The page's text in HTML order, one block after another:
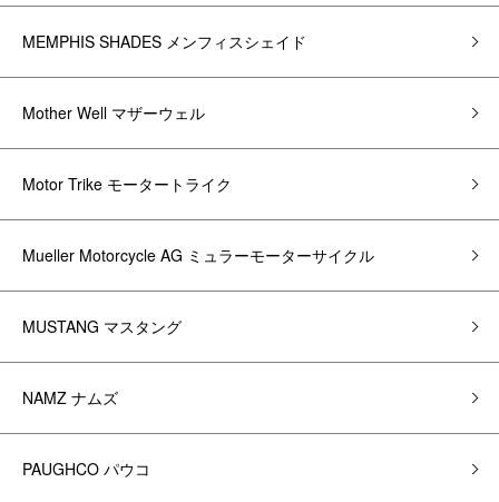
MEMPHIS SHADES メンフィスシェイド
Mother Well マザーウェル
Motor Trike モータートライク
Mueller Motorcycle AG ミュラーモーターサイクル
MUSTANG マスタング
NAMZ ナムズ
PAUGHCO パウコ